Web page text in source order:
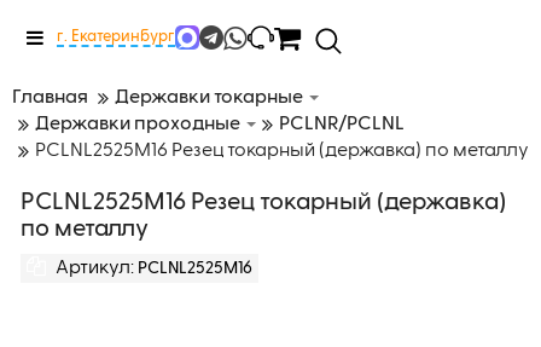
Меню
г. Екатеринбург
Главная
Державки токарные
Державки проходные
PCLNR/PCLNL
PCLNL2525M16 Резец токарный (державка) по металлу
PCLNL2525M16 Резец токарный (державка)
по металлу
Артикул: PCLNL2525M16